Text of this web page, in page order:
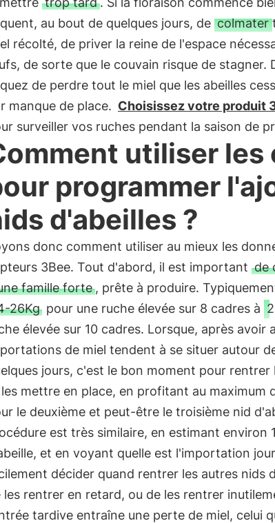
au bout de quelques jours, de colmater
récolté, de priver la reine de l'espace
de sorte que le couvain risque de stagner.
de perdre tout le miel que les abeilles
manque de place. Choisissez votre produit
surveiller vos ruches pendant la saison de
utiliser les
programmer
d'abeilles ?
donc comment utiliser au mieux les
3Bee. Tout d'abord, il est important de
famille forte, prête à produire.
26Kg pour une ruche élevée sur 8 cadres à
élevée sur 10 cadres. Lorsque, après avoir
de miel tendent à se situer autour
jours, c'est le bon moment pour rentrer
mettre en place, en profitant au maximum
le deuxième et peut-être le troisième nid
est très similaire, en estimant environ
et en voyant quelle est l'importation
décider quand rentrer les autres nids
les rentrer en retard, ou de les rentrer
tardive entraîne une perte de miel, celui